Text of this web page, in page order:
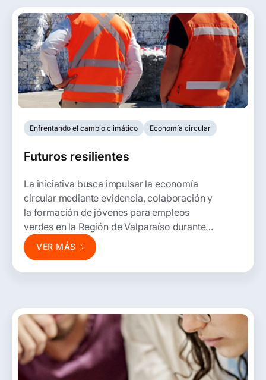
Enfrentando el cambio climático Economía circular
Futuros resilientes
La iniciativa busca impulsar la economía
circular mediante evidencia, colaboración y
la formación de jóvenes para empleos
verdes en la Región de Valparaíso durante
2026.VER MÁS